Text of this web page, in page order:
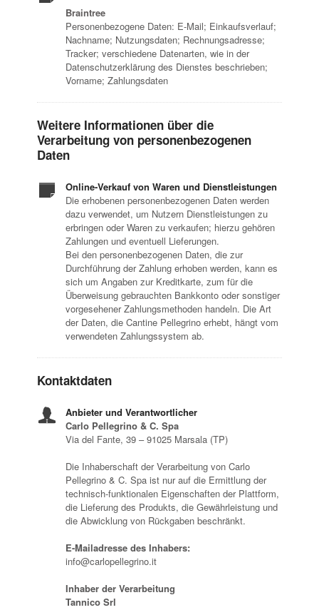
Braintree
Personenbezogene Daten: E-Mail; Einkaufsverlauf;
Nachname; Nutzungsdaten; Rechnungsadresse;
Tracker; verschiedene Datenarten, wie in der
Datenschutzerklärung des Dienstes beschrieben;
Vorname; Zahlungsdaten
Weitere Informationen über die
Verarbeitung von personenbezogenen
Daten
Online-Verkauf von Waren und Dienstleistungen
Die erhobenen personenbezogenen Daten werden
dazu verwendet, um Nutzern Dienstleistungen zu
erbringen oder Waren zu verkaufen; hierzu gehören
Zahlungen und eventuell Lieferungen.
Bei den personenbezogenen Daten, die zur
Durchführung der Zahlung erhoben werden, kann es
sich um Angaben zur Kreditkarte, zum für die
Überweisung gebrauchten Bankkonto oder sonstiger
vorgesehener Zahlungsmethoden handeln. Die Art
der Daten, die Cantine Pellegrino erhebt, hängt vom
verwendeten Zahlungssystem ab.
Kontaktdaten
Anbieter und Verantwortlicher
Carlo Pellegrino & C. Spa
Via del Fante, 39 – 91025 Marsala (TP)
Die Inhaberschaft der Verarbeitung von Carlo
Pellegrino & C. Spa ist nur auf die Ermittlung der
technisch-funktionalen Eigenschaften der Plattform,
die Lieferung des Produkts, die Gewährleistung und
die Abwicklung von Rückgaben beschränkt.
E-Mailadresse des Inhabers:
info@carlopellegrino.it
Inhaber der Verarbeitung
Tannico Srl